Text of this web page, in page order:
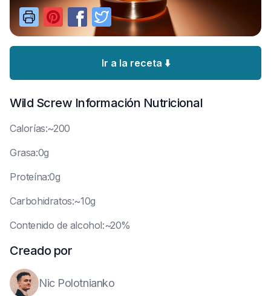
Ir a la receta ⬇️
Wild Screw Información Nutricional
Calorías:~200
Grasa:0g
Proteína:0g
Carbohidratos:~10g
Contenido de alcohol:~20%
Creado por
Nic Polotnianko